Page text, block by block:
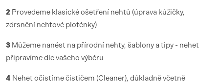
2 Provedeme klasické ošetření nehtů (úprava kůžičky,
zdrsnění nehtové ploténky)
3 Můžeme nanést na přírodní nehty, šablony a tipy - nehet
připravíme dle vašeho výběru
4 Nehet očistíme čističem (Cleaner), důkladně včetně